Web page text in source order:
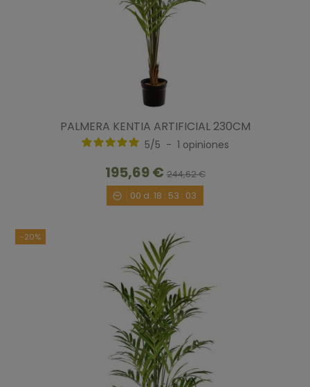
PALMERA KENTIA ARTIFICIAL 230CM
5/5 - 1 opiniones
195,69 €244,62 €
00 d. 18 : 53 : 02
-20%